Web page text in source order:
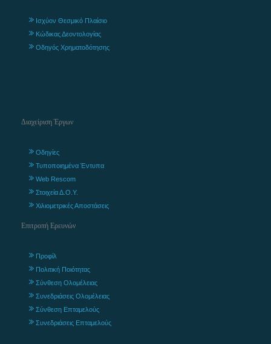
Ισχύον Θεσμικό Πλαίσιο
Κώδικας Δεοντολογίας
Οδηγός Χρηματοδότησης
Διαχείριση Έργων
Οδηγίες
Τυποποιημένα Έντυπα
Web Rescom
Στοιχεία Δ.Ο.Υ.
Χιλιομετρικές Αποστάσεις
Επιτροπή Ερευνών
Προφίλ
Πολιτική Ποιότητας
Σύνθεση Ολομέλειας
Συνεδριάσεις Ολομέλειας
Σύνθεση Επταμελούς
Συνεδριάσεις Επταμελούς